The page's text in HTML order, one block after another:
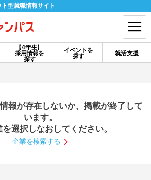
型就職情報サイト
【4年生】
採用情報を
探す
イベントを
探す
就活支援
録 ログイン
【4年生】
説明会を探す
報が存在しないか、掲載が終了して
います。
選択しなおしてください。
企業を検索する